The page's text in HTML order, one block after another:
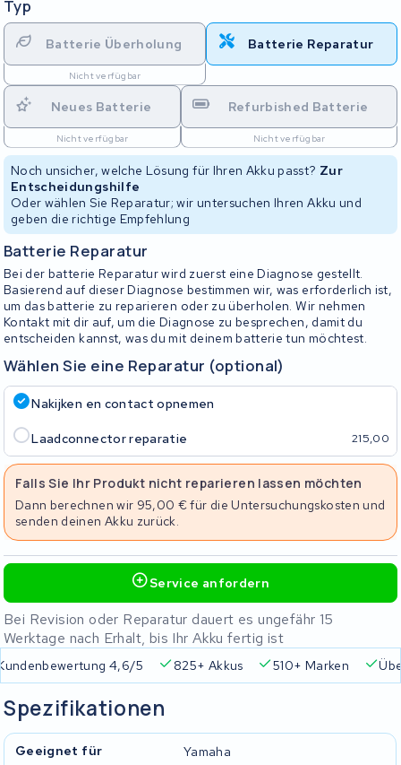
Typ
Batterie Überholung
Nicht verfügbar
Batterie Reparatur
Neues Batterie
Nicht verfügbar
Refurbished Batterie
Nicht verfügbar
Noch unsicher, welche Lösung für Ihren Akku passt? Zur
Entscheidungshilfe
Oder wählen Sie Reparatur; wir untersuchen Ihren Akku und
geben die richtige Empfehlung
Batterie Reparatur
Bei der batterie Reparatur wird zuerst eine Diagnose gestellt.
Basierend auf dieser Diagnose bestimmen wir, was erforderlich ist,
um das batterie zu reparieren oder zu überholen. Wir nehmen
Kontakt mit dir auf, um die Diagnose zu besprechen, damit du
entscheiden kannst, was du mit deinem batterie tun möchtest.
Wählen Sie eine Reparatur (optional)
Nakijken en contact opnemen
Laadconnector reparatie 215,00
Falls Sie Ihr Produkt nicht reparieren lassen möchten
Dann berechnen wir 95,00 € für die Untersuchungskosten und
senden deinen Akku zurück.
Service anfordern
Bei Revision oder Reparatur dauert es ungefähr 15
Werktage nach Erhalt, bis Ihr Akku fertig ist
4,6/5 825+ Akkus 510+ Marken
Spezifikationen
Geeignet für Yamaha